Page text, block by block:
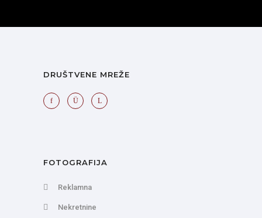
DRUŠTVENE MREŽE
FOTOGRAFIJA
Reklamna
Nekretnine